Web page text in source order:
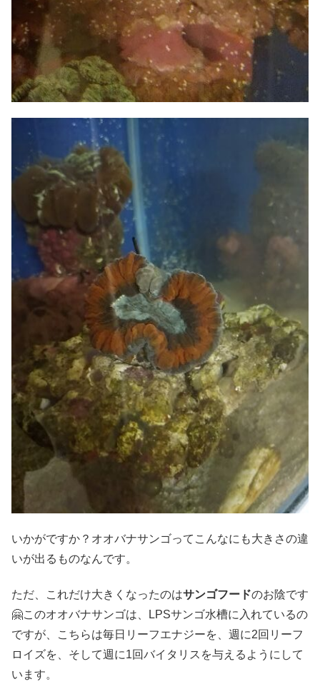
いかがですか？オオバナサンゴってこんなにも大きさの違
いが出るものなんです。
ただ、これだけ大きくなったのはサンゴフードのお陰です
🤗このオオバナサンゴは、LPSサンゴ水槽に入れているの
ですが、こちらは毎日リーフエナジーを、週に2回リーフ
ロイズを、そして週に1回バイタリスを与えるようにして
います。